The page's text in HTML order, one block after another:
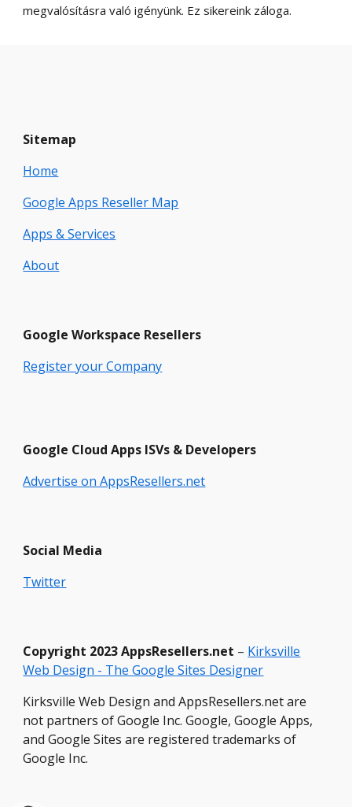
megvalósításra való igényünk. Ez sikereink záloga.
Sitemap
Home
Google Apps Reseller Map
Apps & Services
About
GoogleWorkspace Resellers
Register your Company
Google Cloud Apps ISVs & Developers
Advertise on AppsResellers.net
Social Media
Twitter
Copyright 2023 AppsResellers.net – Kirksville
Web Design - The Google Sites Designer
Kirksville Web Design and AppsResellers.net are
not partners of Google Inc. Google, Google Apps,
and Google Sites are registered trademarks of
Google Inc.